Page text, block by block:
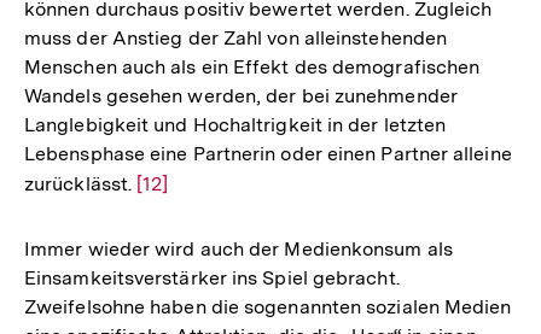
können durchaus positiv bewertet werden. Zugleich
muss der Anstieg der Zahl von alleinstehenden
Menschen auch als ein Effekt des demografischen
Wandels gesehen werden, der bei zunehmender
Langlebigkeit und Hochaltrigkeit in der letzten
Lebensphase eine Partnerin oder einen Partner alleine
zurücklässt. Zur
der
Fußnote
[12]
Immer wieder wird auch der Medienkonsum als
Einsamkeitsverstärker ins Spiel gebracht.
Zweifelsohne haben die sogenannten sozialen Medien